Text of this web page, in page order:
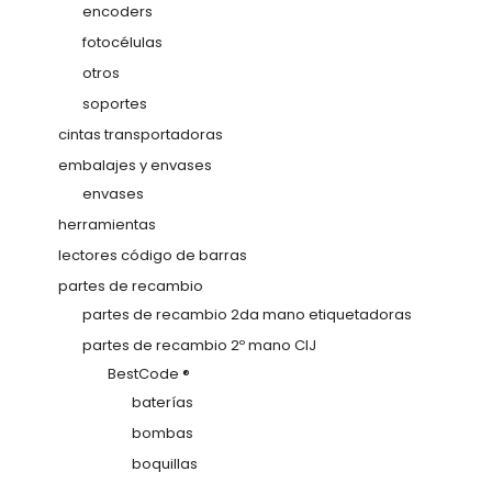
encoders
fotocélulas
otros
soportes
cintas transportadoras
embalajes y envases
envases
herramientas
lectores código de barras
partes de recambio
partes de recambio 2da mano etiquetadoras
partes de recambio 2º mano CIJ
BestCode ®
baterías
bombas
boquillas